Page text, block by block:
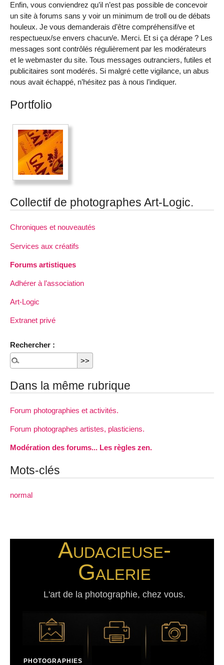
Enfin, vous conviendrez qu’il n’est pas possible de concevoir
un site à forums sans y voir un minimum de troll ou de débats
houleux. Je vous demanderais d’être compréhensif/ve et
respectueux/se envers chacun/e. Merci. Et si ça dérape ? Les
messages sont contrôlés régulièrement par les modérateurs
et le webmaster du site. Tous messages outranciers, futiles et
publicitaires sont modérés. Si malgré cette vigilance, un abus
nous avait échappé, n’hésitez pas à nous l’indiquer.
Portfolio
Collectif de photographes Art-Logic.
Chroniques et nouveautés
Services aux créatifs
Forums artistiques
Adhérer à l’association
Art-Logic
Extranet privé
Rechercher :
Dans la même rubrique
Forum photographies et activités.
Forum photographes artistes, plasticiens.
Modération des forums... Les règles zen.
Mots-clés
normal
Audacieuse-
Galerie
L'art de la photographie, chez vous.
PHOTOGRAPHIES